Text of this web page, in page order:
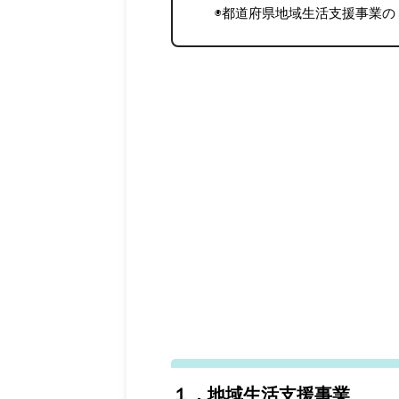
◉都道府県地域生活支援事業の
１．地域生活支援事業